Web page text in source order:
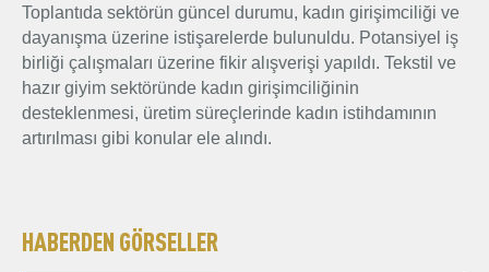
Toplantıda sektörün güncel durumu, kadın girişimciliği ve
dayanışma üzerine istişarelerde bulunuldu. Potansiyel iş
birliği çalışmaları üzerine fikir alışverişi yapıldı. Tekstil ve
hazır giyim sektöründe kadın girişimciliğinin
desteklenmesi, üretim süreçlerinde kadın istihdamının
artırılması gibi konular ele alındı.
HABERDEN GÖRSELLER